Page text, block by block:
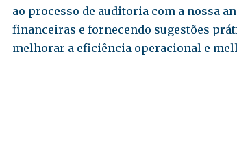
ao processo de auditoria com a nossa
financeiras e fornecendo sugestões
melhorar a eficiência operacional e